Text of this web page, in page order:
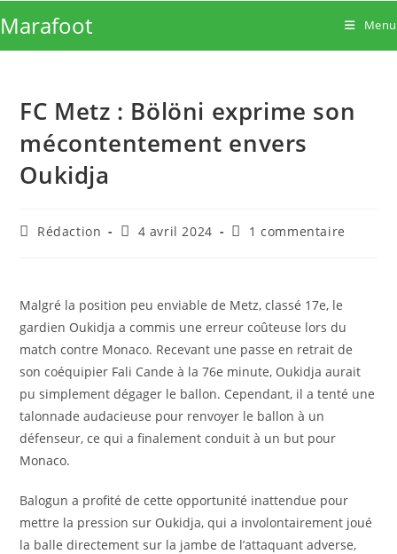
to
content
Marafoot Menu
FC Metz : Bölöni exprime son
mécontentement envers
Oukidja
Auteur/autrice
Rédaction
Publication
4 avril 2024
Commentaires
1 commentaire
Malgré la position peu enviable de Metz, classé 17e, le
gardien Oukidja a commis une erreur coûteuse lors du
match contre Monaco. Recevant une passe en retrait de
son coéquipier Fali Cande à la 76e minute, Oukidja aurait
pu simplement dégager le ballon. Cependant, il a tenté une
talonnade audacieuse pour renvoyer le ballon à un
défenseur, ce qui a finalement conduit à un but pour
Monaco.
Balogun a profité de cette opportunité inattendue pour
mettre la pression sur Oukidja, qui a involontairement joué
la balle directement sur la jambe de l’attaquant adverse,